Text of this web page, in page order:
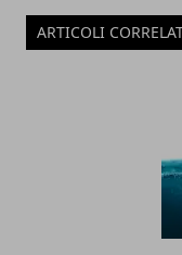
ARTICOLI